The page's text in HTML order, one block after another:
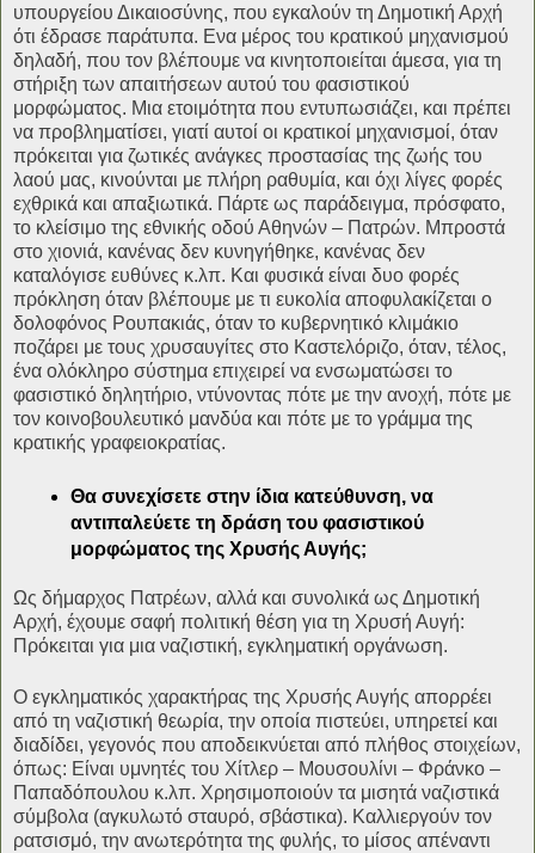
υπουργείου Δικαιοσύνης, που εγκαλούν τη Δημοτική Αρχή
ότι έδρασε παράτυπα. Ενα μέρος του κρατικού μηχανισμού
δηλαδή, που τον βλέπουμε να κινητοποιείται άμεσα, για τη
στήριξη των απαιτήσεων αυτού του φασιστικού
μορφώματος. Μια ετοιμότητα που εντυπωσιάζει, και πρέπει
να προβληματίσει, γιατί αυτοί οι κρατικοί μηχανισμοί, όταν
πρόκειται για ζωτικές ανάγκες προστασίας της ζωής του
λαού μας, κινούνται με πλήρη ραθυμία, και όχι λίγες φορές
εχθρικά και απαξιωτικά. Πάρτε ως παράδειγμα, πρόσφατο,
το κλείσιμο της εθνικής οδού Αθηνών – Πατρών. Μπροστά
στο χιονιά, κανένας δεν κυνηγήθηκε, κανένας δεν
καταλόγισε ευθύνες κ.λπ. Και φυσικά είναι δυο φορές
πρόκληση όταν βλέπουμε με τι ευκολία αποφυλακίζεται ο
δολοφόνος Ρουπακιάς, όταν το κυβερνητικό κλιμάκιο
ποζάρει με τους χρυσαυγίτες στο Καστελόριζο, όταν, τέλος,
ένα ολόκληρο σύστημα επιχειρεί να ενσωματώσει το
φασιστικό δηλητήριο, ντύνοντας πότε με την ανοχή, πότε με
τον κοινοβουλευτικό μανδύα και πότε με το γράμμα της
κρατικής γραφειοκρατίας.
Θα συνεχίσετε στην ίδια κατεύθυνση, να
αντιπαλεύετε τη δράση του φασιστικού
μορφώματος της Χρυσής Αυγής;
Ως δήμαρχος Πατρέων, αλλά και συνολικά ως Δημοτική
Αρχή, έχουμε σαφή πολιτική θέση για τη Χρυσή Αυγή:
Πρόκειται για μια ναζιστική, εγκληματική οργάνωση.
Ο εγκληματικός χαρακτήρας της Χρυσής Αυγής απορρέει
από τη ναζιστική θεωρία, την οποία πιστεύει, υπηρετεί και
διαδίδει, γεγονός που αποδεικνύεται από πλήθος στοιχείων,
όπως: Είναι υμνητές του Χίτλερ – Μουσουλίνι – Φράνκο –
Παπαδόπουλου κ.λπ. Χρησιμοποιούν τα μισητά ναζιστικά
σύμβολα (αγκυλωτό σταυρό, σβάστικα). Καλλιεργούν τον
ρατσισμό, την ανωτερότητα της φυλής, το μίσος απέναντι